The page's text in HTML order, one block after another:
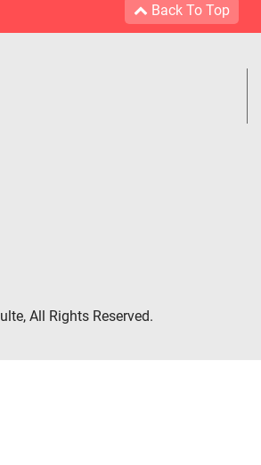
Back To Top
All Rights Reserved.